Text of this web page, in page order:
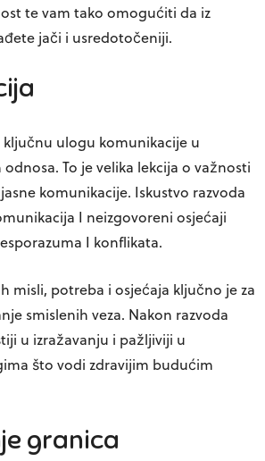
te vam tako omogućiti da iz
jači i usredotočeniji.
ključnu ulogu komunikacije u
To je velika lekcija o važnosti
komunikacije. Iskustvo razvoda
I neizgovoreni osjećaji
I konflikata.
misli, potreba i osjećaja ključno je za
smislenih veza. Nakon razvoda
u izražavanju i pažljiviji u
što vodi zdravijim budućim
granica